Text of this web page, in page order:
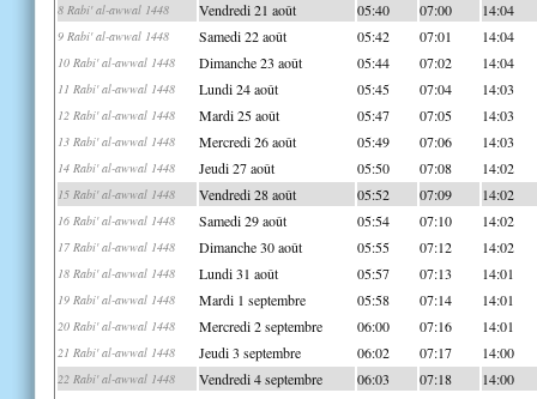
8 Rabi' al-awwal 1448 Vendredi 21 août 05:40 07:00 14:04
9 Rabi' al-awwal 1448 Samedi 22 août 05:42 07:01 14:04
10 Rabi' al-awwal 1448 Dimanche 23 août 05:44 07:02 14:04
11 Rabi' al-awwal 1448 Lundi 24 août 05:45 07:04 14:03
12 Rabi' al-awwal 1448 Mardi 25 août 05:47 07:05 14:03
13 Rabi' al-awwal 1448 Mercredi 26 août 05:49 07:06 14:03
14 Rabi' al-awwal 1448 Jeudi 27 août 05:50 07:08 14:02
15 Rabi' al-awwal 1448 Vendredi 28 août 05:52 07:09 14:02
16 Rabi' al-awwal 1448 Samedi 29 août 05:54 07:10 14:02
17 Rabi' al-awwal 1448 Dimanche 30 août 05:55 07:12 14:02
18 Rabi' al-awwal 1448 Lundi 31 août 05:57 07:13 14:01
19 Rabi' al-awwal 1448 Mardi 1 septembre 05:58 07:14 14:01
20 Rabi' al-awwal 1448 Mercredi 2 septembre 06:00 07:16 14:01
21 Rabi' al-awwal 1448 Jeudi 3 septembre 06:02 07:17 14:00
22 Rabi' al-awwal 1448 Vendredi 4 septembre 06:03 07:18 14:00